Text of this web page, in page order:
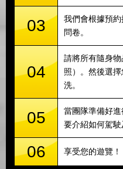
03
我們會根據預
問卷。
04
請將所有隨身
照）。然後選
洗。
05
當團隊準備好
要介紹如何駕駛
06 享受您的遊覽！